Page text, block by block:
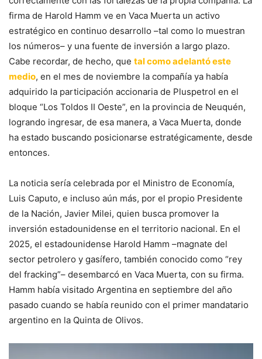
firma de Harold Hamm ve en Vaca Muerta un activo
estratégico en continuo desarrollo –tal como lo muestran
los números– y una fuente de inversión a largo plazo.
Cabe recordar, de hecho, que tal como adelantó este
medio, en el mes de noviembre la compañía ya había
adquirido la participación accionaria de Pluspetrol en el
bloque “Los Toldos II Oeste”, en la provincia de Neuquén,
logrando ingresar, de esa manera, a Vaca Muerta, donde
ha estado buscando posicionarse estratégicamente, desde
entonces.
La noticia sería celebrada por el Ministro de Economía,
Luis Caputo, e incluso aún más, por el propio Presidente
de la Nación, Javier Milei, quien busca promover la
inversión estadounidense en el territorio nacional. En el
2025, el estadounidense Harold Hamm –magnate del
sector petrolero y gasífero, también conocido como “rey
del fracking”– desembarcó en Vaca Muerta, con su firma.
Hamm había visitado Argentina en septiembre del año
pasado cuando se había reunido con el primer mandatario
argentino en la Quinta de Olivos.